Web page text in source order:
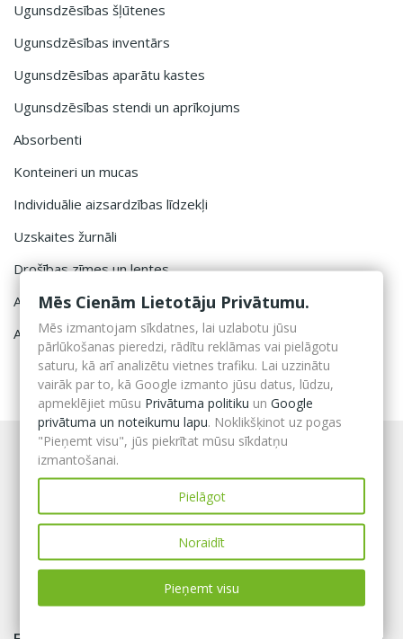
Ugunsdzēsības šļūtenes
Ugunsdzēsības inventārs
Ugunsdzēsības aparātu kastes
Ugunsdzēsības stendi un aprīkojums
Absorbenti
Konteineri un mucas
Individuālie aizsardzības līdzekļi
Uzskaites žurnāli
Drošības zīmes un lentes
Atslēgu kastītes
Aptieciņu un defibrilatoru kastes
Mēs Cienām Lietotāju Privātumu.
Mēs izmantojam sīkdatnes, lai uzlabotu jūsu
pārlūkošanas pieredzi, rādītu reklāmas vai pielāgotu
saturu, kā arī analizētu vietnes trafiku. Lai uzzinātu
vairāk par to, kā Google izmanto jūsu datus, lūdzu,
apmeklējiet mūsu Privātuma politiku unGoogle
privātuma un noteikumu lapu. Noklikšķinot uz pogas
"Pieņemt visu", jūs piekrītat mūsu sīkdatņu
izmantošanai.
Pielāgot
Noraidīt
Pieņemt visu